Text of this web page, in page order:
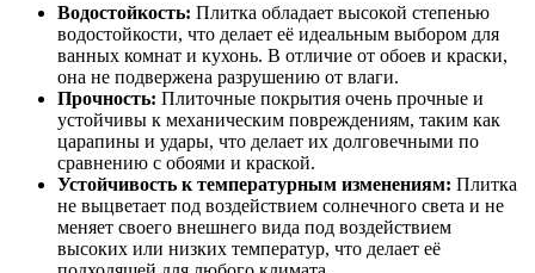
Водостойкость: Плитка обладает высокой степенью
водостойкости, что делает её идеальным выбором для
ванных комнат и кухонь. В отличие от обоев и краски,
она не подвержена разрушению от влаги.
Прочность: Плиточные покрытия очень прочные и
устойчивы к механическим повреждениям, таким как
царапины и удары, что делает их долговечными по
сравнению с обоями и краской.
Устойчивость к температурным изменениям: Плитка
не выцветает под воздействием солнечного света и не
меняет своего внешнего вида под воздействием
высоких или низких температур, что делает её